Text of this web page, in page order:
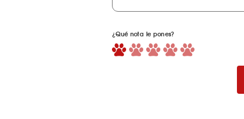
¿Qué nota le pones?